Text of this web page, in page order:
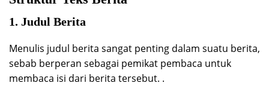
1. Judul Berita
Menulis judul berita sangat penting dalam suatu berita,
sebab berperan sebagai pemikat pembaca untuk
membaca isi dari berita tersebut. .